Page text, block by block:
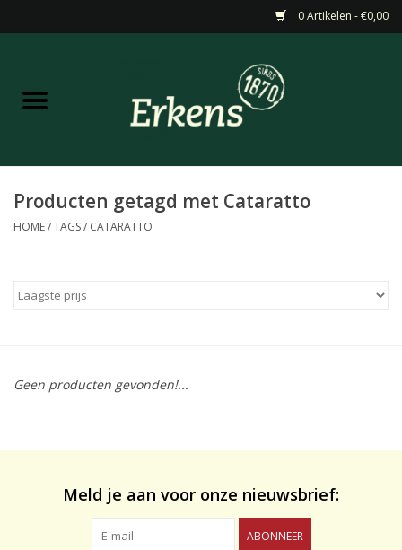
0 Artikelen - €0,00
Home
Barneveldse specialiteiten
Gedistilleerd &
Producten getagd met Cataratto
HOME/TAGS/ CATARATTO
Geen producten gevonden!...
Meld je aan voor onze nieuwsbrief:
ABONNEER